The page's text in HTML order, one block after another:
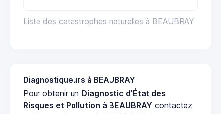
Liste des catastrophes naturelles à BEAUBRAY
Diagnostiqueurs à BEAUBRAY
Pour obtenir un Diagnostic d'État des
Risques et Pollution à BEAUBRAY contactez